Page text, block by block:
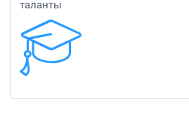
таланты